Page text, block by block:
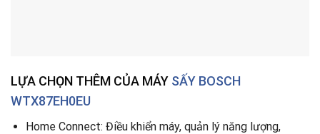
LỰA CHỌN THÊM CỦA MÁY SẤY BOSCH
WTX87EH0EU
Home Connect: Điều khiển máy, quản lý năng lượng,